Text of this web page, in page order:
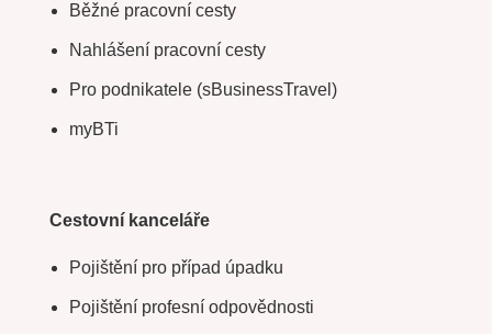
Běžné pracovní cesty
Nahlášení pracovní cesty
Pro podnikatele (sBusinessTravel)
myBTi
Cestovní kanceláře
Pojištění pro případ úpadku
Pojištění profesní odpovědnosti